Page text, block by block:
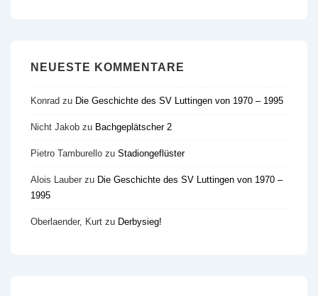
NEUESTE KOMMENTARE
Konrad zu Die Geschichte des SV Luttingen von 1970 – 1995
Nicht Jakob zu Bachgeplätscher 2
Pietro Tamburello zu Stadiongeflüster
Alois Lauber zu Die Geschichte des SV Luttingen von 1970 –
1995
Oberlaender, Kurt zu Derbysieg!